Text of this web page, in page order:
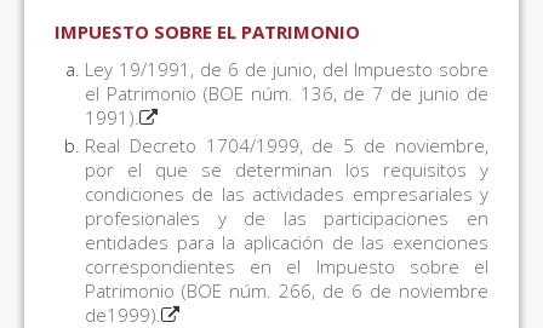
IMPUESTO SOBRE EL PATRIMONIO
Ley 19/1991, de 6 de junio, del Impuesto sobre
el Patrimonio (BOE núm. 136, de 7 de junio de
1991).
Real Decreto 1704/1999, de 5 de noviembre,
por el que se determinan los requisitos y
condiciones de las actividades empresariales y
profesionales y de las participaciones en
entidades para la aplicación de las exenciones
correspondientes en el Impuesto sobre el
Patrimonio (BOE núm. 266, de 6 de noviembre
de1999).